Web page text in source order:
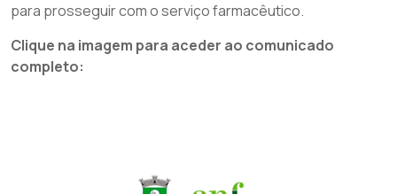
para prosseguir com o serviço farmacêutico.
Clique na imagem para aceder ao comunicado
completo: